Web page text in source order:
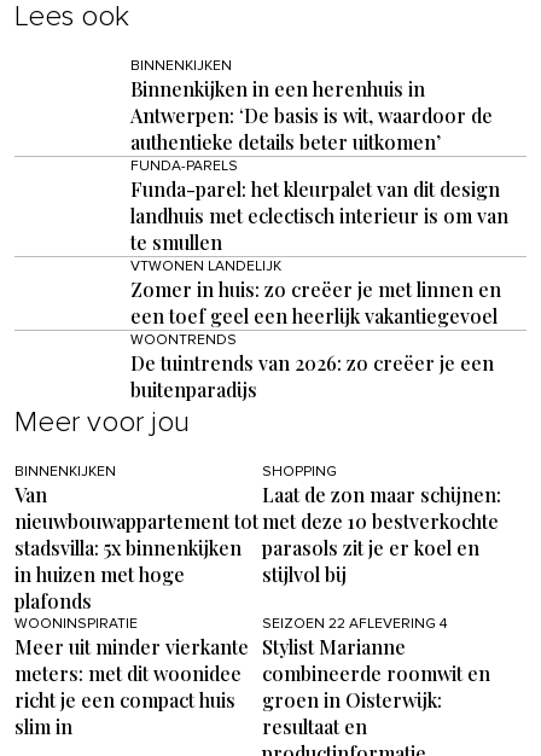
Lees ook
BINNENKIJKEN
Binnenkijken in een herenhuis in
Antwerpen: ‘De basis is wit, waardoor de
authentieke details beter uitkomen’
FUNDA-PARELS
Funda-parel: het kleurpalet van dit design
landhuis met eclectisch interieur is om van
te smullen
VTWONEN LANDELIJK
Zomer in huis: zo creëer je met linnen en
een toef geel een heerlijk vakantiegevoel
WOONTRENDS
De tuintrends van 2026: zo creëer je een
buitenparadijs
Meer voor jou
BINNENKIJKEN
Van
nieuwbouwappartement tot
stadsvilla: 5x binnenkijken
in huizen met hoge
plafonds
SHOPPING
Laat de zon maar schijnen:
met deze 10 bestverkochte
parasols zit je er koel en
stijlvol bij
WOONINSPIRATIE
Meer uit minder vierkante
meters: met dit woonidee
richt je een compact huis
slim in
SEIZOEN 22 AFLEVERING 4
Stylist Marianne
combineerde roomwit en
groen in Oisterwijk:
resultaat en